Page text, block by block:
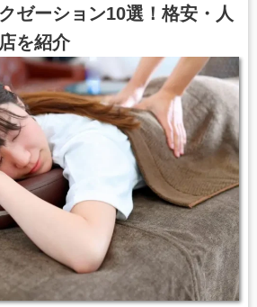
ゼーション10選！格安・人
を紹介